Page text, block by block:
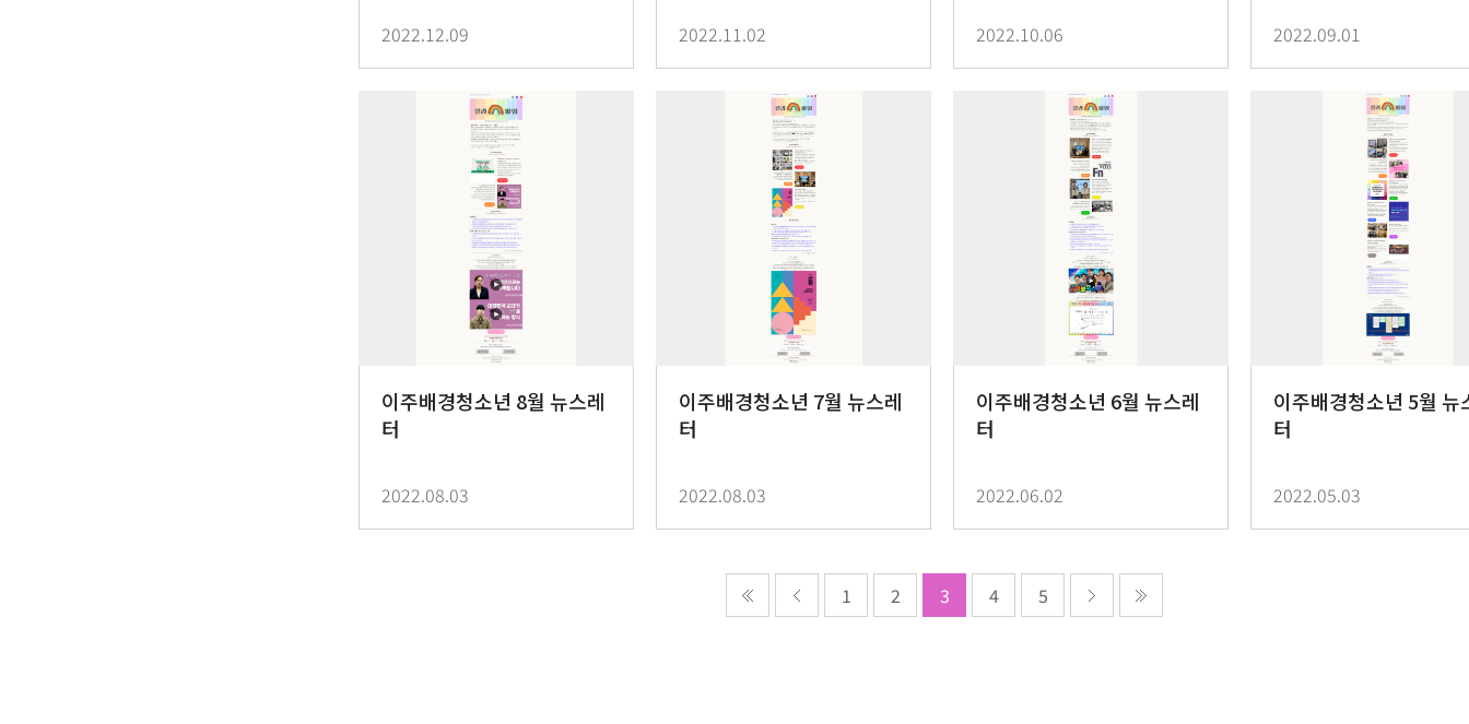
2022.12.09 2022.11.02 2022.10.06 2022.09.01
이주배경청소년 8월 뉴스레
터
2022.08.03
이주배경청소년 7월 뉴스레
터
2022.08.03
이주배경청소년 6월 뉴스레
터
2022.06.02
이주배경청소년 5월 뉴
터
2022.05.03
1 2 3 4 5